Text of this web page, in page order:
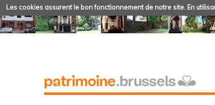
Les cookies assurent le bon fonctionnement de notre site. En